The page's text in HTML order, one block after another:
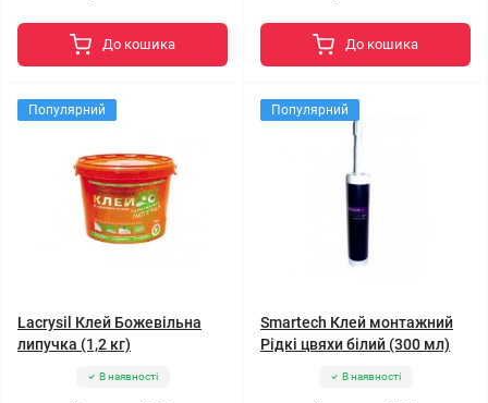
До кошика До кошика
Популярний
Lacrysil Клей Божевільна
липучка (1,2 кг)
В наявності
Популярний
Smartech Клей монтажний
Рідкі цвяхи білий (300 мл)
В наявності